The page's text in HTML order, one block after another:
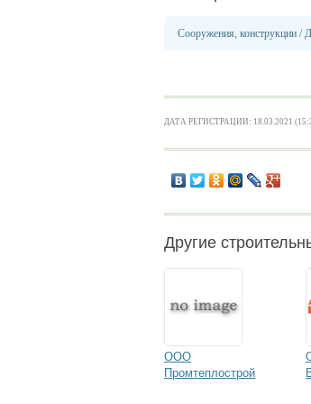
Сооружения, конструкции /
ДАТА РЕГИСТРАЦИИ: 18.03.2021
Другие
ООО
Промтеплострой